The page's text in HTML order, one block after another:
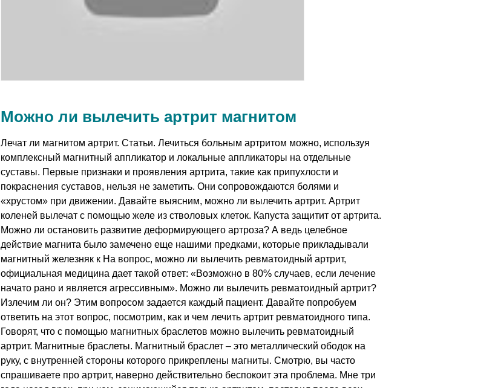
Можно ли вылечить артрит магнитом
Лечат ли магнитом артрит. Статьи. Лечиться больным артритом можно, используя
комплексный магнитный аппликатор и локальные аппликаторы на отдельные
суставы. Первые признаки и проявления артрита, такие как припухлости и
покраснения суставов, нельзя не заметить. Они сопровождаются болями и
«хрустом» при движении. Давайте выясним, можно ли вылечить артрит. Артрит
коленей вылечат с помощью желе из стволовых клеток. Капуста защитит от артрита.
Можно ли остановить развитие деформирующего артроза? А ведь целебное
действие магнита было замечено еще нашими предками, которые прикладывали
магнитный железняк к На вопрос, можно ли вылечить ревматоидный артрит,
официальная медицина дает такой ответ: «Возможно в 80% случаев, если лечение
начато рано и является агрессивным». Можно ли вылечить ревматоидный артрит?
Излечим ли он? Этим вопросом задается каждый пациент. Давайте попробуем
ответить на этот вопрос, посмотрим, как и чем лечить артрит ревматоидного типа.
Говорят, что с помощью магнитных браслетов можно вылечить ревматоидный
артрит. Магнитные браслеты. Магнитный браслет – это металлический ободок на
руку, с внутренней стороны которого прикреплены магниты. Смотрю, вы часто
спрашиваете про артрит, наверно действительно беспокоит эта проблема. Мне три